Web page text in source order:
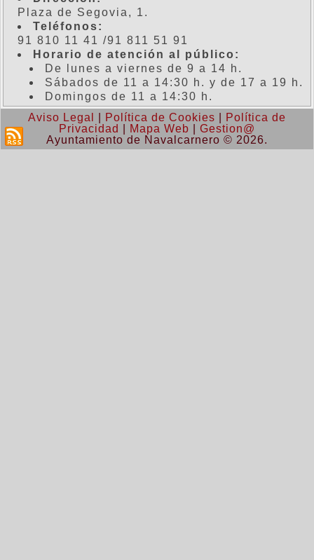
Plaza de Segovia, 1.
Teléfonos:
91 810 11 41 /91 811 51 91
Horario de atención al público:
De lunes a viernes de 9 a 14 h.
Sábados de 11 a 14:30 h. y de 17 a 19 h.
Domingos de 11 a 14:30 h.
Aviso Legal
Política de Cookies
Política de
Privacidad
Mapa Web
Gestion@
Ayuntamiento de Navalcarnero © 2026.